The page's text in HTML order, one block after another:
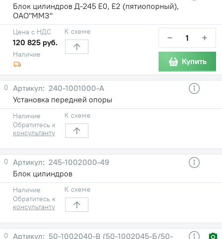
Блок цилиндров Д-245 Е0, Е2 (пятиопорный),
ОАО"ММЗ"
Наличие
Цена с НДС
120 825 руб.
К схеме − +
Купить
0
240-1001000-А
Установка передней опоры
Наличие
Обратитесь к
консультанту
К схеме
0
245-1002000-49
Блок цилиндров
Наличие
Обратитесь к
консультанту
К схеме
0
50-1002040-В (50-1002045-Б/50-